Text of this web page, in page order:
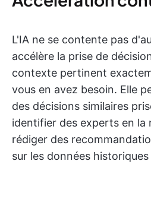
L'IA ne se contente pas
accélère la prise de
contexte pertinent
vous en avez besoin. Elle
des décisions similaires
identifier des experts en la
rédiger des
sur les données